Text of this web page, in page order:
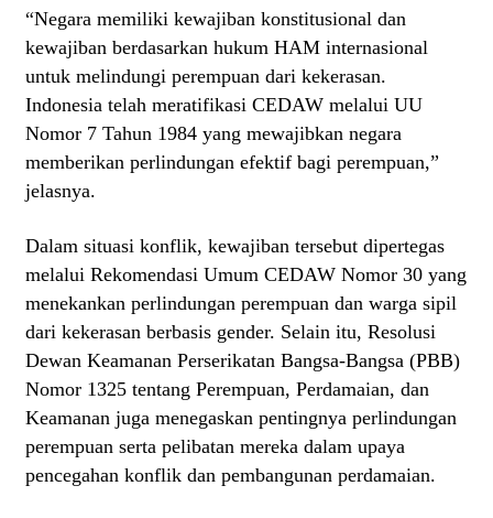
“Negara memiliki kewajiban konstitusional dan
kewajiban berdasarkan hukum HAM internasional
untuk melindungi perempuan dari kekerasan.
Indonesia telah meratifikasi CEDAW melalui UU
Nomor 7 Tahun 1984 yang mewajibkan negara
memberikan perlindungan efektif bagi perempuan,”
jelasnya.
Dalam situasi konflik, kewajiban tersebut dipertegas
melalui Rekomendasi Umum CEDAW Nomor 30 yang
menekankan perlindungan perempuan dan warga sipil
dari kekerasan berbasis gender. Selain itu, Resolusi
Dewan Keamanan Perserikatan Bangsa-Bangsa (PBB)
Nomor 1325 tentang Perempuan, Perdamaian, dan
Keamanan juga menegaskan pentingnya perlindungan
perempuan serta pelibatan mereka dalam upaya
pencegahan konflik dan pembangunan perdamaian.